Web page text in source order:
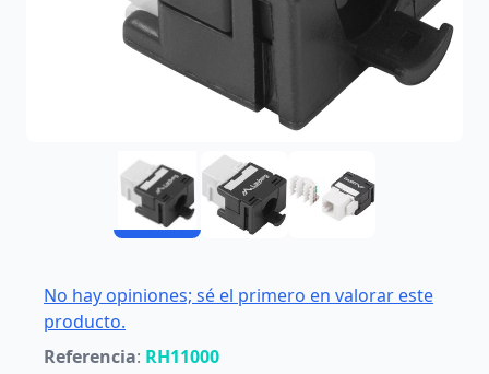
No hay opiniones; sé el primero en valorar este
producto.
Referencia: RH11000